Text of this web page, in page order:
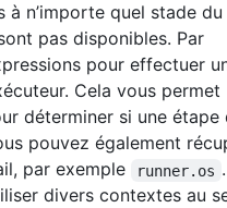
n’importe quel stade du
pas disponibles. Par
pour effectuer
Cela vous permet
déterminer si une étape
pouvez également
par exemple
runner.os
divers contextes au